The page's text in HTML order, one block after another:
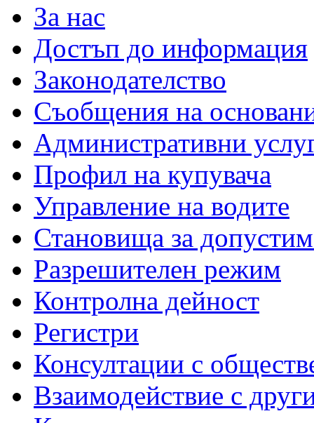
За нас
Достъп до информация
Законодателство
Съобщения на
Административни
Профил на купувача
Управление на водите
Становища за
Разрешителен режим
Контролна дейност
Регистри
Консултации с
Взаимодействие с